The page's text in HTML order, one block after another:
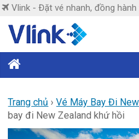
Skip
content
Vlink - Đặt vé nhanh, đồng
Vlink
nhanh,
đồng
hành
Trang chủ ›Vé Máy Bay Đi
bay đi New Zealand khứ hồi